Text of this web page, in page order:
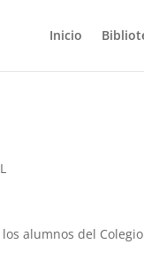
Inicio
alumnos del